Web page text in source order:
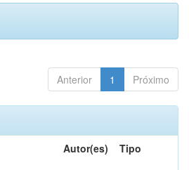
Anterior 1 Próximo
Autor(es) Tipo